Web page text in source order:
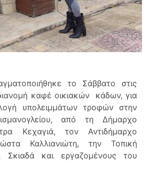
το Σάββατο στις
καφέ οικιακών κάδων, για
υπολειμμάτων τροφών στην
από τη Δήμαρχο
Κεχαγιά, τον Αντιδήμαρχο
Καλλιανιώτη, την Τοπική
Σκιαδά και εργαζομένους του